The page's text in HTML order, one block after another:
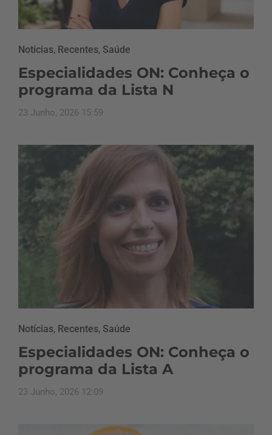
Notícias, Recentes, Saúde
Especialidades ON: Conheça o
programa da Lista N
23 Junho, 2026 15:59
Notícias, Recentes, Saúde
Especialidades ON: Conheça o
programa da Lista A
23 Junho, 2026 12:09